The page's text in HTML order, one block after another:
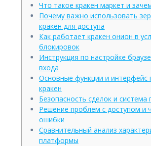
Что такое кракен маркет и
Почему важно использовать
кракен для доступа
Как работает кракен онион в
блокировок
Инструкция по настройке
входа
Основные функции и интерфейс
кракен
Безопасность сделок и система
Решение проблем с доступом и
ошибки
Сравнительный анализ
платформы